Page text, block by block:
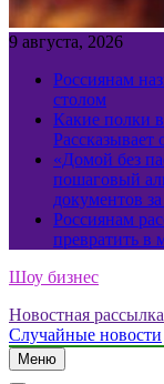
9 августа, 2026
Россиянам
столом
Какие полки
«Домой без
пошаговый
документов
Россиянам
превратить в
Шоу бизнес
Новостная рассылка
Случайные новости
Меню